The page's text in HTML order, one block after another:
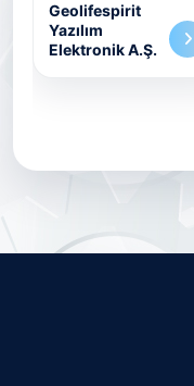
Geolifespirit
Yazılım
Elektronik A.Ş.